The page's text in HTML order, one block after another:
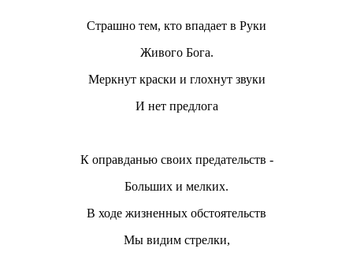
Страшно тем, кто впадает в Руки
Живого Бога.
Меркнут краски и глохнут звуки
И нет предлога
К оправданью своих предательств -
Больших и мелких.
В ходе жизненных обстоятельств
Мы видим стрелки,